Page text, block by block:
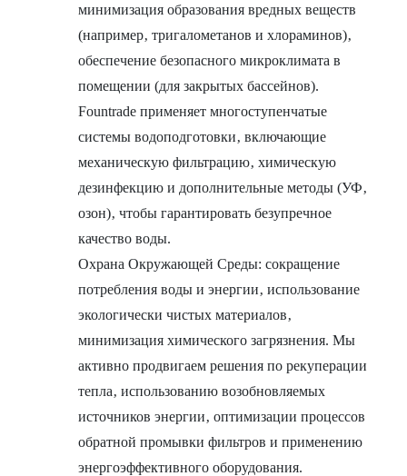
минимизация образования вредных веществ
(например‚ тригалометанов и хлораминов)‚
обеспечение безопасного микроклимата в
помещении (для закрытых бассейнов).
Fountrade применяет многоступенчатые
системы водоподготовки‚ включающие
механическую фильтрацию‚ химическую
дезинфекцию и дополнительные методы (УФ‚
озон)‚ чтобы гарантировать безупречное
качество воды.
Охрана Окружающей Среды: сокращение
потребления воды и энергии‚ использование
экологически чистых материалов‚
минимизация химического загрязнения. Мы
активно продвигаем решения по рекуперации
тепла‚ использованию возобновляемых
источников энергии‚ оптимизации процессов
обратной промывки фильтров и применению
энергоэффективного оборудования.